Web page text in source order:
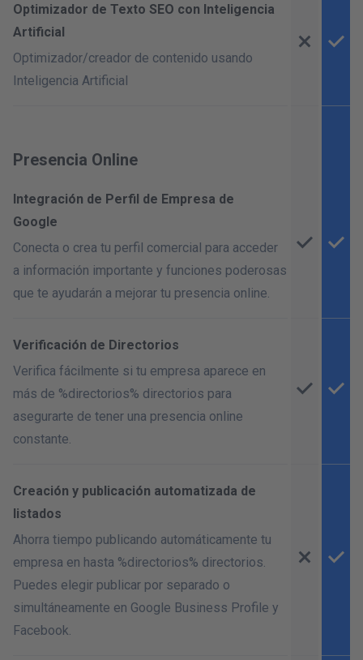
Optimizador de Texto SEO con Inteligencia
Artificial
Optimizador/creador de contenido usando
Inteligencia Artificial
Presencia Online
Integración de Perfil de Empresa de
Google
Conecta o crea tu perfil comercial para acceder
a información importante y funciones poderosas
que te ayudarán a mejorar tu presencia online.
Verificación de Directorios
Verifica fácilmente si tu empresa aparece en
más de %directorios% directorios para
asegurarte de tener una presencia online
constante.
Creación y publicación automatizada de
listados
Ahorra tiempo publicando automáticamente tu
empresa en hasta %directorios% directorios.
Puedes elegir publicar por separado o
simultáneamente en Google Business Profile y
Facebook.